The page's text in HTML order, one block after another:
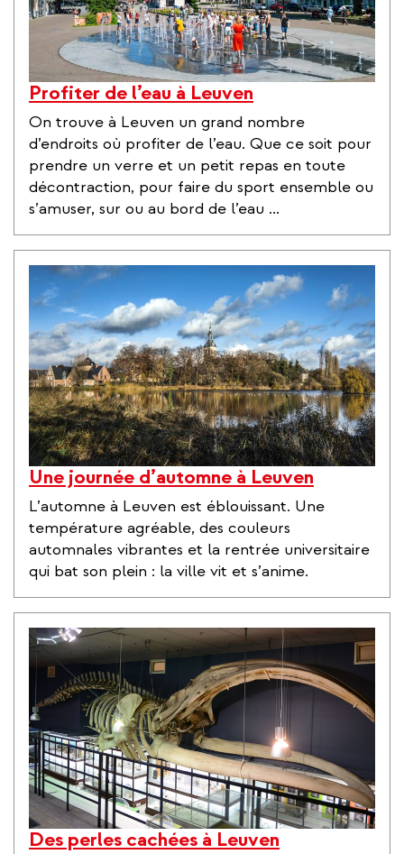
Profiter de l’eau à Leuven
On trouve à Leuven un grand nombre
d’endroits où profiter de l’eau. Que ce soit pour
prendre un verre et un petit repas en toute
décontraction, pour faire du sport ensemble ou
s’amuser, sur ou au bord de l’eau ...
Une journée d’automne à Leuven
L’automne à Leuven est éblouissant. Une
température agréable, des couleurs
automnales vibrantes et la rentrée universitaire
qui bat son plein : la ville vit et s’anime.
Des perles cachées à Leuven